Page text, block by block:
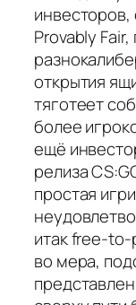
Provably
открытия
тяготеет
более
ещё
релиза
простая
итак free-to-
во мера,